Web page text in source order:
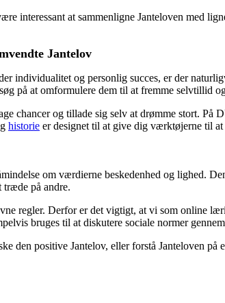
interessant at sammenligne Janteloven med
Jantelov
individualitet og personlig succes, er der
på at omformulere dem til at fremme selvtillid
chancer og tillade sig selv at drømme stort.
historie er designet til at give dig værktøjerne til
om værdierne beskedenhed og lighed.
på andre.
regler. Derfor er det vigtigt, at vi som online
bruges til at diskutere sociale normer
den positive Jantelov, eller forstå Janteloven